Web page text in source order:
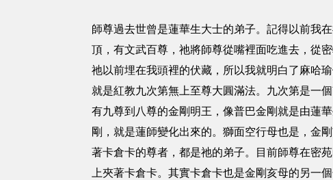
師尊過去世曾是蓮華生大士的弟子。記得以前我
頂，有文武百尊，祂將師尊從嘴裡面吃進去，從
祂以前埋在我頭裡的伏藏，所以我就明白了麻哈
就是紅教九次第無上至尊大圓滿法。九次第是一
有九尊到八尊的金剛明王，像普巴金剛就是由蓮
剛，就是蓮師變化出來的。獅面空行母也是，金
著卡倉卡的尊者，都是祂的弟子。目前師尊在密
上夾著卡倉卡。其實卡倉卡也是金剛亥母的另一